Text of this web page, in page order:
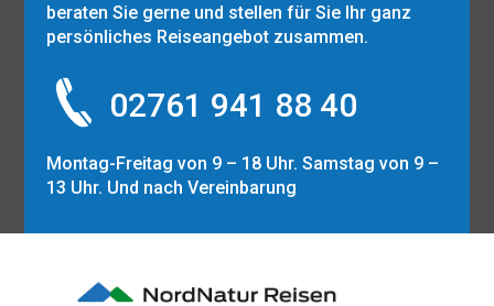
beraten Sie gerne und stellen für Sie Ihr ganz
persönliches Reiseangebot zusammen.
02761 941 88 40
Montag-Freitag von 9 – 18 Uhr. Samstag von 9 –
13 Uhr. Und nach Vereinbarung